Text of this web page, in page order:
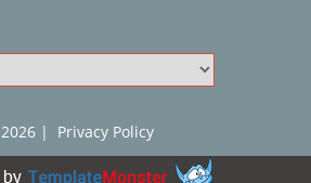
2026 |  Privacy Policy